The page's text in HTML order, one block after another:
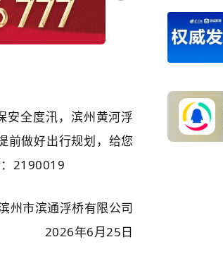
安全度汛，滨州黄河浮
前做好出行规划，给您
2190019
州市滨通浮桥有限公司
2026年6月25日